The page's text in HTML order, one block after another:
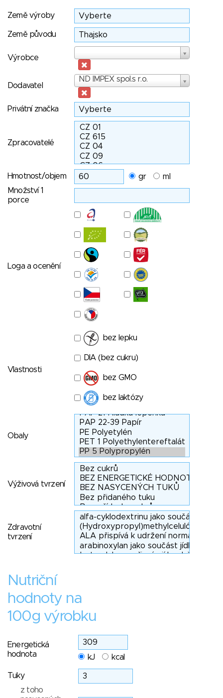
Země výroby
Země původu
Výrobce
Dodavatel
ND IMPEX spol.s r.o.
Dodavatel
Privátní značka
Zpracovatelé
Hmotnost/objem gr
ml
Množství 1
porce
Loga a ocenění
Vlastnosti
bez lepku
DIA (bez cukru)
bez GMO
bez laktózy
Obaly
Výživová tvrzení
Zdravotní
tvrzení
Nutriční
hodnoty na
100g výrobku
Energetická
hodnota
kJ kcal
Tuky
z toho